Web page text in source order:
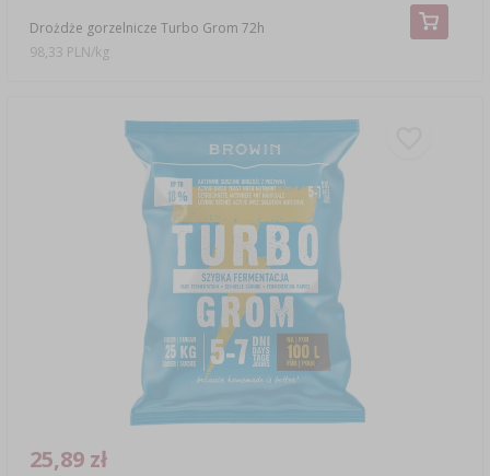
Drożdże gorzelnicze Turbo Grom 72h
98,33 PLN/kg
25,89 zł